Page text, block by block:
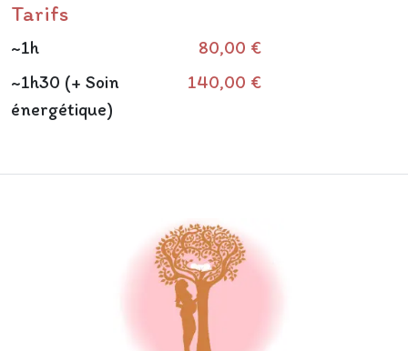
Tarifs
~1h
80,00 €
~1h30 (+ Soin
énergétique)
140,00 €